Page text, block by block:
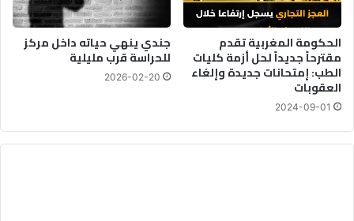
؟
الحكومة المغربية تقدم
مقترحاً جديداً لحل أزمة كليات
الطب: إمتحانات جديدة وإلغاء
العقوبات
2024-09-01
جندي ينهي حياته داخل مركز
للحراسة قرب مليلية
2026-02-20